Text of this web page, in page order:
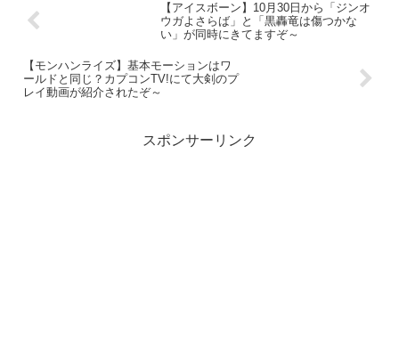
【アイスボーン】10月30日から「ジンオ
ウガよさらば」と「黒轟竜は傷つかな
い」が同時にきてますぞ～
【モンハンライズ】基本モーションはワ
ールドと同じ？カプコンTV!にて大剣のプ
レイ動画が紹介されたぞ～
スポンサーリンク